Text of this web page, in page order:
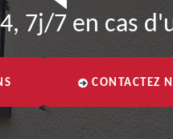
7j/7 en cas
CONTACTEZ